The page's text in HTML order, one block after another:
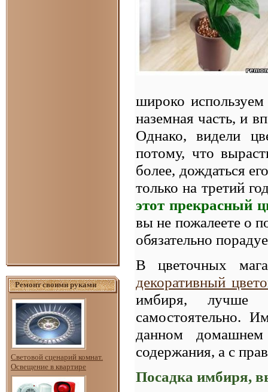
Ремонт своими руками
Световой сценарий комнат.
Освещение в квартире
широко используем
наземная часть, и
Однако, видели
потому, что
более, дождаться
только на третий
этот прекрасный
вы не пожалеете о
обязательно
В цветочных
декоративный
имбиря, лучше
самостоятельно.
данном
содержания, а с
Посадка имбиря,